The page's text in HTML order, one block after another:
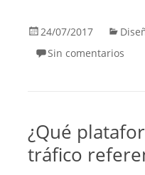
24/07/2017
Sin comentarios
¿Qué
tráfico